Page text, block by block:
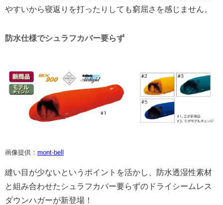
やすいから寝返りを打ったりしても窮屈さを感じません。
防水仕様でシュラフカバー要らず
画像提供： mont-bell
縫い目が少ないというポイントを活かし、防水透湿性素材
と組み合わせたシュラフカバー要らずのドライシームレス
ダウンハガーが新登場！